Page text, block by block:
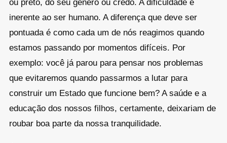
ou preto, do seu gênero ou credo. A dificuldade é
inerente ao ser humano. A diferença que deve ser
pontuada é como cada um de nós reagimos quando
estamos passando por momentos difíceis. Por
exemplo: você já parou para pensar nos problemas
que evitaremos quando passarmos a lutar para
construir um Estado que funcione bem? A saúde e a
educação dos nossos filhos, certamente, deixariam de
roubar boa parte da nossa tranquilidade.